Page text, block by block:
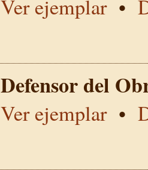
Ver ejemplar•
Defensor del
Ver ejemplar•